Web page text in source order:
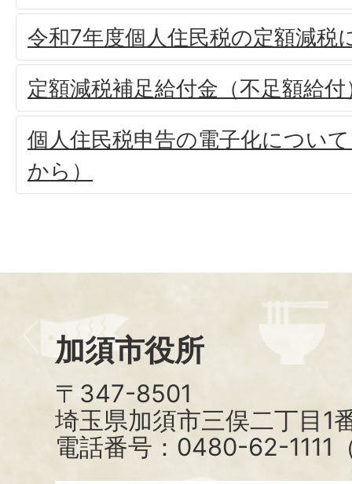
令和7年度個人住民税の定額減税
定額減税補足給付金（不足額給付
個人住民税申告の電子化につい
から）
加須市役所
〒347-8501
埼玉県加須市三俣二丁目1
電話番号：0480-62-1111